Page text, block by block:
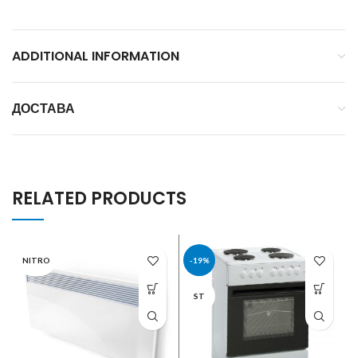
ADDITIONAL INFORMATION
ДОСТАВА
RELATED PRODUCTS
NITRO -19%
ST